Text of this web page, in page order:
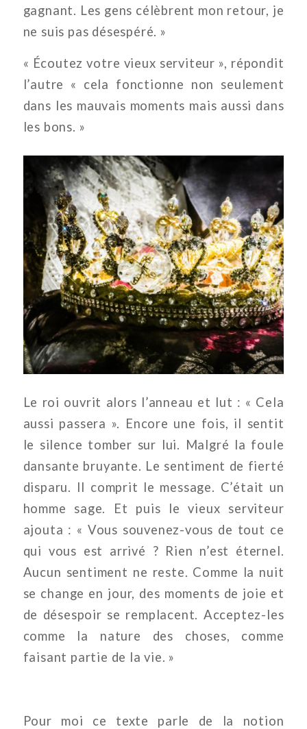
gagnant. Les gens célèbrent mon retour, je
ne suis pas désespéré. »
« Écoutez votre vieux serviteur », répondit
l’autre « cela fonctionne non seulement
dans les mauvais moments mais aussi dans
les bons. »
Le roi ouvrit alors l’anneau et lut : « Cela
aussi passera ». Encore une fois, il sentit
le silence tomber sur lui. Malgré la foule
dansante bruyante. Le sentiment de fierté
disparu. Il comprit le message. C’était un
homme sage. Et puis le vieux serviteur
ajouta : « Vous souvenez-vous de tout ce
qui vous est arrivé ? Rien n’est éternel.
Aucun sentiment ne reste. Comme la nuit
se change en jour, des moments de joie et
de désespoir se remplacent. Acceptez-les
comme la nature des choses, comme
faisant partie de la vie. »
Pour moi ce texte parle de la notion